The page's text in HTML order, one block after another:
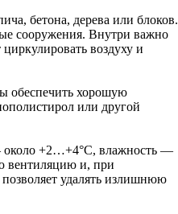
бетона, дерева или блоков.
сооружения. Внутри важно
воздуху и
обеспечить хорошую
или другой
около +2…+4°C, влажность —
вентиляцию и, при
удалять излишнюю